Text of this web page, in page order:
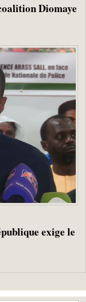
Diomaye
exige le